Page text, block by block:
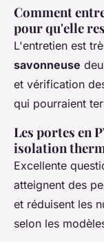
Comment
pour qu'elle
L'entretien est
savonneuse
et vérification
qui pourraient
Les portes en
isolation
Excellente
atteignent des
et réduisent les
selon les